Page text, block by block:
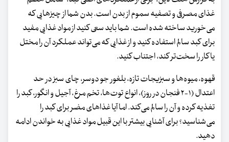
غذای مصرفی و تصفیه سموم از بدن است. بدن شما از چیز‌هایی که
می‌خورید ساخته شده است. شما باید سعی کنید از مواد غذایی مفید
برای کبد سالم استفاده کنید و از غذایی که می‌تواند عملکرد آن را مختل
یا کار را سخت‌تر کند، اجتناب کنید.
قهوه، میوه‌ها و سبزیجات تازه، بلغور جو دوسر، چای سبز در حد
اعتدال (۱-۲ فنجان در روز)، انواع توت‌ها، تخم مرغ، آجیل و انگور، کبد را
تغذیه کرده و آن را سالم می‌کند. اما آیا غذا‌های مضر برای کبد را
می‌شناسید؟ برای آشنایی بیشتر با این قبیل مواد غذایی به خواندن ادامه
دهید.